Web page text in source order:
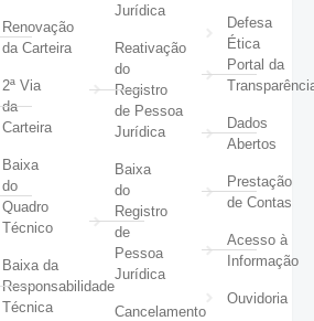
Renovação
da Carteira
2ª Via
da
Carteira
Baixa
do
Quadro
Técnico
Baixa da
Responsabilidade
Técnica
Jurídica
Reativação
do
Registro
de Pessoa
Jurídica
Baixa
do
Registro
de
Pessoa
Jurídica
Cancelamento
Defesa
Ética
Portal da
Dados
Abertos
Prestação
de Contas
Acesso à
Informação
Ouvidoria